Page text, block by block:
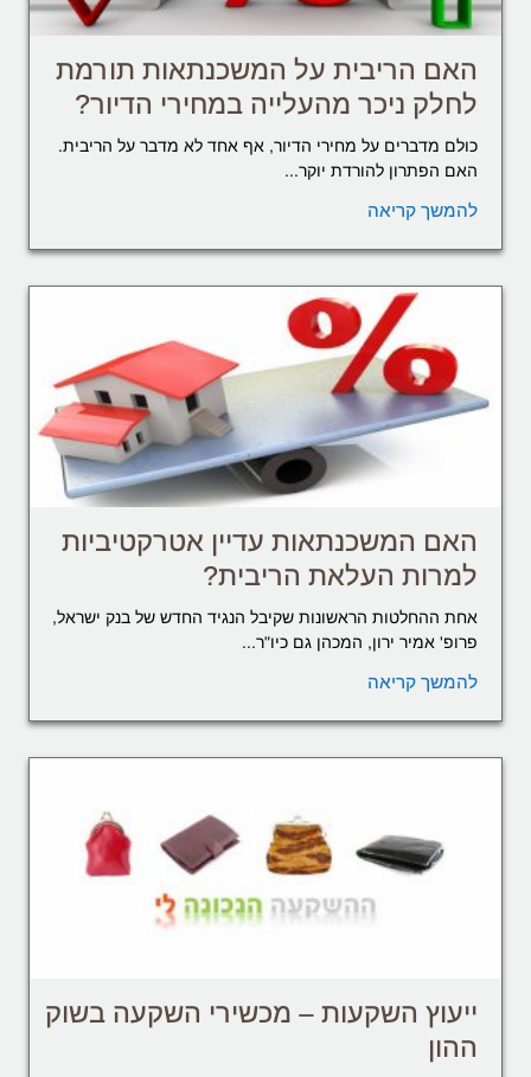
האם הריבית על המשכנתאות תורמת
לחלק ניכר מהעלייה במחירי הדיור?
כולם מדברים על מחירי הדיור, אף אחד לא מדבר על הריבית.
האם הפתרון להורדת יוקר...
להמשך קריאה
האם המשכנתאות עדיין אטרקטיביות
למרות העלאת הריבית?
אחת ההחלטות הראשונות שקיבל הנגיד החדש של בנק ישראל,
פרופ' אמיר ירון, המכהן גם כיו"ר...
להמשך קריאה
ייעוץ השקעות – מכשירי השקעה בשוק
ההון